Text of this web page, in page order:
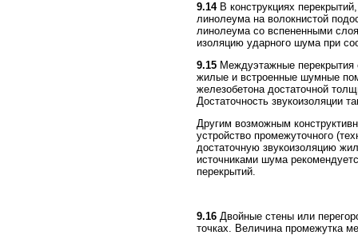
9.14В конструкциях
линолеума на волокнистой
линолеума со вспененными
изоляцию ударного шума при
9.15 Междуэтажные
жилые и встроенные шумные
железобетона достаточной
Достаточность звукоизоляции
Другим возможным
устройство промежуточного
достаточную звукоизоляцию
источниками шума
перекрытий.
9.16 Двойные стены или
точках. Величина промежутка